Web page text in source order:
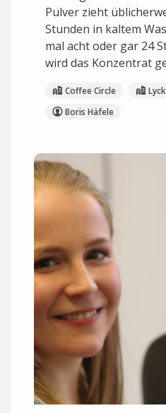
Pulver zieht
Stunden in kaltem
mal acht oder gar 24
wird das Konzentrat
Coffee Circle
Boris Häfele